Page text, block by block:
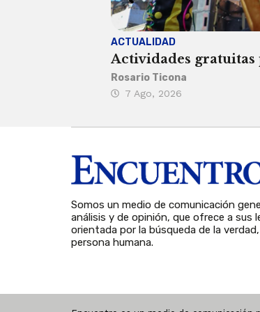
ACTUALIDAD
Actividades
Rosario Ticona
7 Ago, 2026
Somos un medio de comunicación
análisis y de opinión, que ofrece a sus
orientada por la búsqueda de la
persona humana.